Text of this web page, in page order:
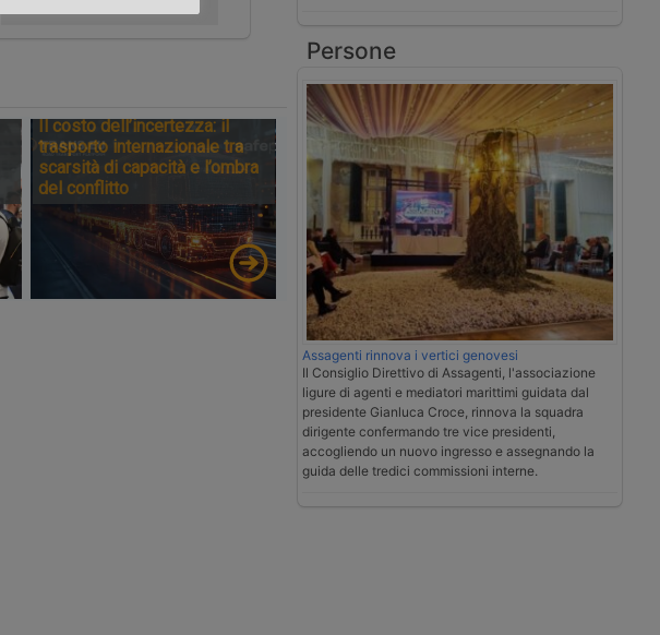
Il costo dell’incertezza: il
trasporto internazionale tra
scarsità di capacità e l’ombra
del conflitto
Persone
Assagenti rinnova i vertici genovesi
Il Consiglio Direttivo di Assagenti, l'associazione
ligure di agenti e mediatori marittimi guidata dal
presidente Gianluca Croce, rinnova la squadra
dirigente confermando tre vice presidenti,
accogliendo un nuovo ingresso e assegnando la
guida delle tredici commissioni interne.